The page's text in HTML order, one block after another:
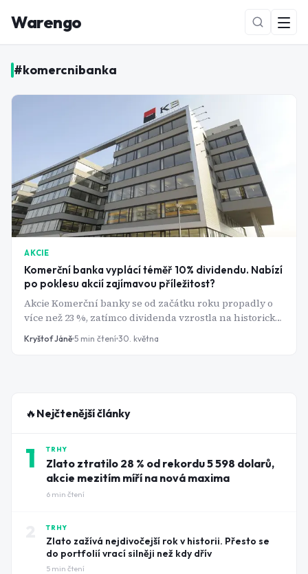
Warengo
NOVÉ
#komercnibanka
AKCIE
Komerční banka vyplácí téměř 10% dividendu. Nabízí
po poklesu akcií zajímavou příležitost?
Akcie Komerční banky se od začátku roku propadly o
více než 23 %, zatímco dividenda vzrostla na historické
maximum 95,60 Kč na akcii. Výnos se tak dostal nad 9,5
%, což z KB opět dělá jeden z nejvýraznějších
Kryštof Jáně 5 min čtení 30. května
🔥 Nejčtenější články
1 TRHY
Zlato ztratilo 28 % od rekordu 5 598 dolarů,
akcie mezitím míří na nová maxima
6 min čtení
TRHY
Zlato zažívá nejdivočejší rok v historii. Přesto se
do portfolií vrací silněji než kdy dřív
5 min čtení